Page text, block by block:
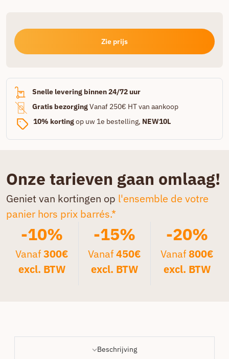
Zie prijs
Snelle levering binnen 24/72 uur
Gratis bezorgingVanaf 250€ HT van aankoop
10% kortingop uw 1e bestelling, NEW10L
Onze tarieven gaan omlaag!
Geniet van kortingen op l'ensemble de votre
panier hors prix barrés.*
-10%
Vanaf300€
excl. BTW
-15%
Vanaf450€
excl. BTW
-20%
Vanaf800€
excl. BTW
Beschrijving